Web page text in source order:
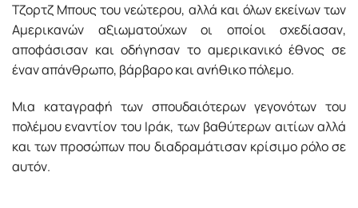
Τζορτζ Μπους του νεώτερου, αλλά και όλων εκείνων των
Αμερικανών αξιωματούχων οι οποίοι σχεδίασαν,
αποφάσισαν και οδήγησαν το αμερικανικό έθνος ­σε
έναν απάνθρωπο, βάρβαρο και ανήθικο πόλεμο.
Μια καταγραφή των σπουδαιότερων γεγονότων του
πολέμου εναντίον του Ιράκ, των βαθύτερων αιτίων αλλά
και των προσώπων που διαδραμάτισαν κρίσιμο ρόλο σε
αυτόν.